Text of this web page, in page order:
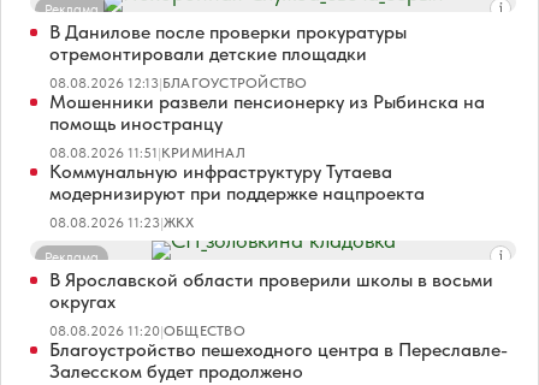
Реклама
В Данилове после проверки прокуратуры
отремонтировали детские площадки
08.08.2026 12:13|БЛАГОУСТРОЙСТВО
Мошенники развели пенсионерку из Рыбинска на
помощь иностранцу
08.08.2026 11:51|КРИМИНАЛ
Коммунальную инфраструктуру Тутаева
модернизируют при поддержке нацпроекта
08.08.2026 11:23|ЖКХ
Реклама
В Ярославской области проверили школы в восьми
округах
08.08.2026 11:20|ОБЩЕСТВО
Благоустройство пешеходного центра в Переславле-
Залесском будет продолжено